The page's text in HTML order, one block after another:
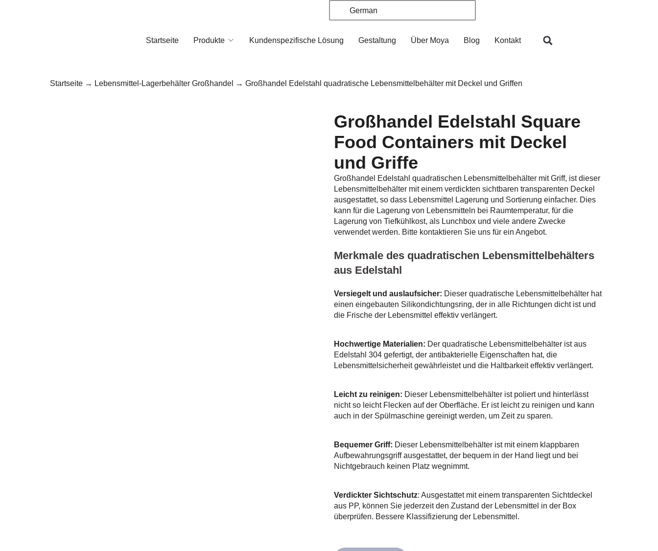
German
Startseite Produkte Kundenspezifische Lösung Gestaltung Über Moya Blog Kontakt
Startseite → Lebensmittel-Lagerbehälter Großhandel → Großhandel Edelstahl quadratische Lebensmittelbehälter mit Deckel und Griffen
Großhandel Edelstahl Square
Food Containers mit Deckel
und Griffe
Großhandel Edelstahl quadratischen Lebensmittelbehälter mit Griff, ist dieser
Lebensmittelbehälter mit einem verdickten sichtbaren transparenten Deckel
ausgestattet, so dass Lebensmittel Lagerung und Sortierung einfacher. Dies
kann für die Lagerung von Lebensmitteln bei Raumtemperatur, für die
Lagerung von Tiefkühlkost, als Lunchbox und viele andere Zwecke
verwendet werden. Bitte kontaktieren Sie uns für ein Angebot.
Merkmale des quadratischen Lebensmittelbehälters
aus Edelstahl
Versiegelt und auslaufsicher: Dieser quadratische Lebensmittelbehälter hat
einen eingebauten Silikondichtungsring, der in alle Richtungen dicht ist und
die Frische der Lebensmittel effektiv verlängert.
Hochwertige Materialien: Der quadratische Lebensmittelbehälter ist aus
Edelstahl 304 gefertigt, der antibakterielle Eigenschaften hat, die
Lebensmittelsicherheit gewährleistet und die Haltbarkeit effektiv verlängert.
Leicht zu reinigen: Dieser Lebensmittelbehälter ist poliert und hinterlässt
nicht so leicht Flecken auf der Oberfläche. Er ist leicht zu reinigen und kann
auch in der Spülmaschine gereinigt werden, um Zeit zu sparen.
Bequemer Griff: Dieser Lebensmittelbehälter ist mit einem klappbaren
Aufbewahrungsgriff ausgestattet, der bequem in der Hand liegt und bei
Nichtgebrauch keinen Platz wegnimmt.
Verdickter Sichtschutz: Ausgestattet mit einem transparenten Sichtdeckel
aus PP, können Sie jederzeit den Zustand der Lebensmittel in der Box
überprüfen. Bessere Klassifizierung der Lebensmittel.